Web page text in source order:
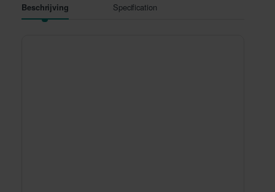
Beschrijving Specification